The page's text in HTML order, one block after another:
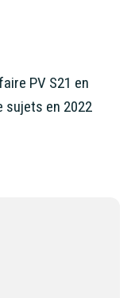
PV S21 en
sujets en 2022